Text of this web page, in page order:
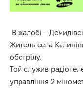
В жалобі –
Житель села
обстрілу.
Той служив
управління 2